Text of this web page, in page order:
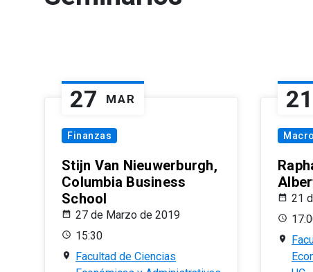
27 MAR
Finanzas
Stijn Van Nieuwerburgh,
Columbia Business
School
27 de Marzo de 2019
15:30
Facultad de Ciencias
21
21